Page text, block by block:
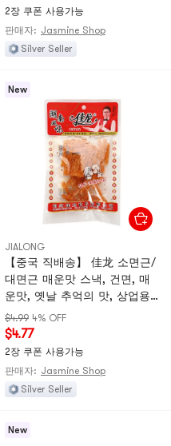
2장 쿠폰 사용가능
판매자: Jasmine Shop
Silver Seller
New
JIALONG
【중국 직배송】 佳龙 소면근/
대면근 매운맛 스낵, 건면, 매
운맛, 옛날 추억의 맛, 상업용,
클래식 18g*5개입
$4.99 4% OFF
$4.77
2장 쿠폰 사용가능
판매자: Jasmine Shop
Silver Seller
New